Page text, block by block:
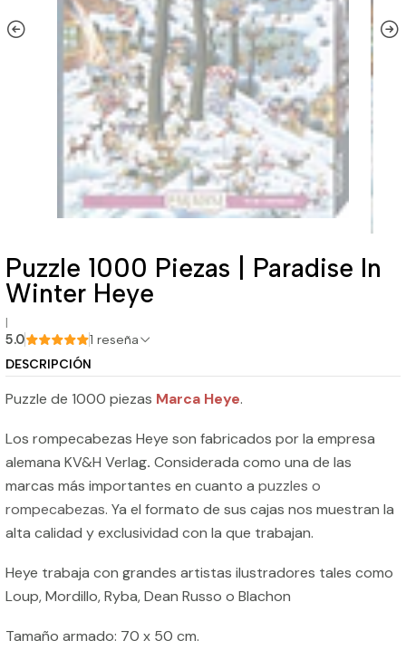
Puzzle 1000 Piezas | Paradise In
Winter Heye
5.0 1 reseña
DESCRIPCIÓN
Puzzle de 1000 piezas Marca Heye.
Los rompecabezas Heye son fabricados por la empresa
alemana KV&H Verlag. Considerada como una de las
marcas más importantes en cuanto a puzzles o
rompecabezas. Ya el formato de sus cajas nos muestran la
alta calidad y exclusividad con la que trabajan.
Heye trabaja con grandes artistas ilustradores tales como
Loup, Mordillo, Ryba, Dean Russo o Blachon
Tamaño armado: 70 x 50 cm.